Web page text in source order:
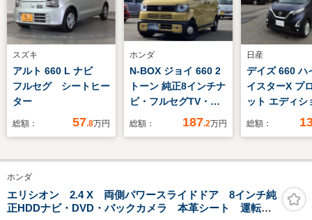
スズキ
アルト 660 L ナビ
フルセグ シートヒー
ター
総額： 57.8万円
ホンダ
N-BOX ジョイ 660 2
トーン 純正8インチナ
ビ・フルセグTV・
Bluetooth・バックカ
ラレコ・前席シートヒ
ング・LEDヘッドライ
ト・シートバックテー
総額： 187.2万円
日産
デイズ 660 ハ
イスターX プ
ット エディシ
総額：
ホンダ
エリシオン 2.4 X 両側パワースライドドア 8インチ純
正HDDナビ・DVD・バックカメラ 本革シート 運転